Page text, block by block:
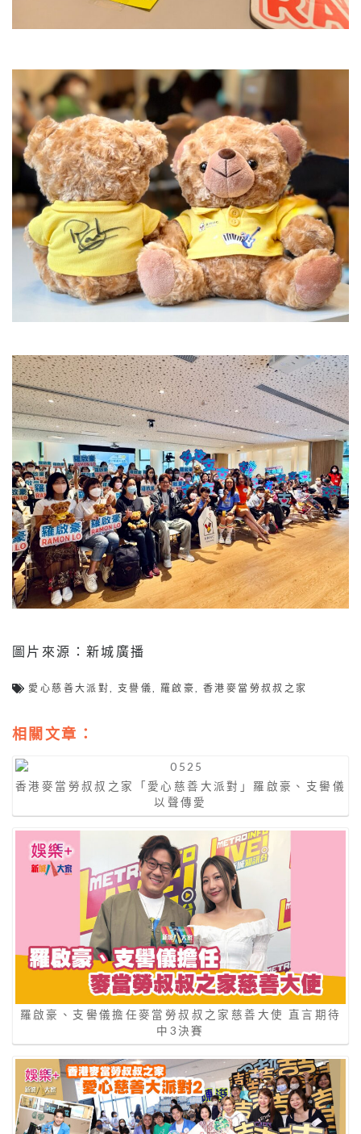
圖片來源：新城廣播
愛心慈善大派對 支譽儀 羅啟豪 ,香港麥當勞叔叔之家
相關文章：
香港麥當勞叔叔之家「愛心慈善大派對」羅啟豪、支嚳儀
以聲傳愛
羅啟豪、支嚳儀擔任麥當勞叔叔之家慈善大使 直言期待
中3決賽